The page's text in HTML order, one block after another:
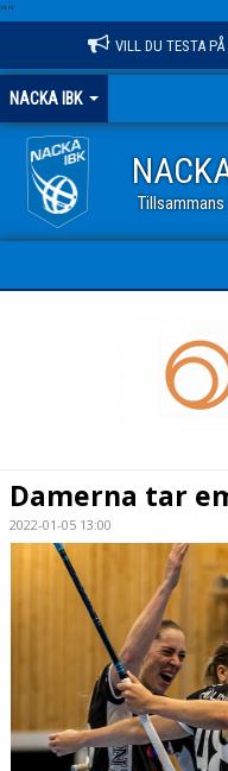
""
VILL DU TESTA
NACKA IBK
OM KLUBBEN
SPORTHALLAR
CAFETERIAN
DOKUMENT
Damerna tar
2022-01-05 13:00